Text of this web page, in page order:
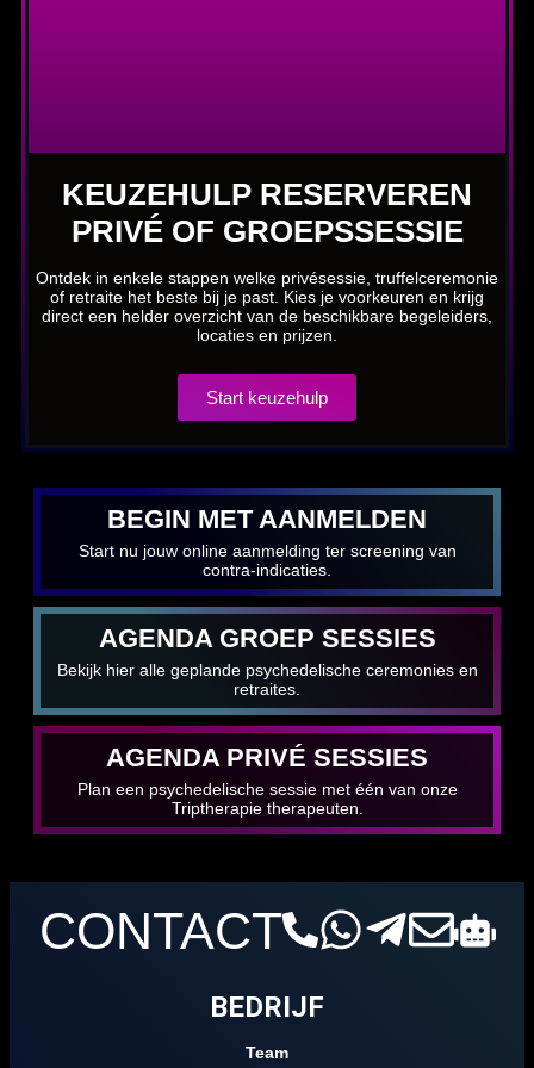
KEUZEHULP RESERVEREN
PRIVÉ OF GROEPSSESSIE
Ontdek in enkele stappen welke privésessie, truffelceremonie
of retraite het beste bij je past. Kies je voorkeuren en krijg
direct een helder overzicht van de beschikbare begeleiders,
locaties en prijzen.
Start keuzehulp
BEGIN MET AANMELDEN
Start nu jouw online aanmelding ter screening van
contra-indicaties.
AGENDA GROEP SESSIES
Bekijk hier alle geplande psychedelische ceremonies en
retraites.
AGENDA PRIVÉ SESSIES
Plan een psychedelische sessie met één van onze
Triptherapie therapeuten.
CONTACT
BEDRIJF
Team